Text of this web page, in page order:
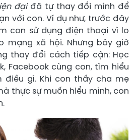
đạiđã tự thay đổi mình để
với con. Ví dụ như, trước đây
con sử dụng điện thoại vì lo
mạng xã hội. Nhưng bây giờ
thay đổi cách tiếp cận: Học
Facebook cùng con, tìm hiểu
điều gì. Khi con thấy cha mẹ
thực sự muốn hiểu mình, con